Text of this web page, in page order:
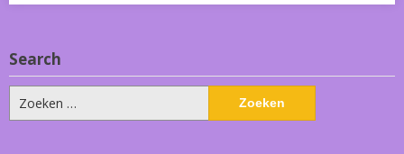
Search
naar: